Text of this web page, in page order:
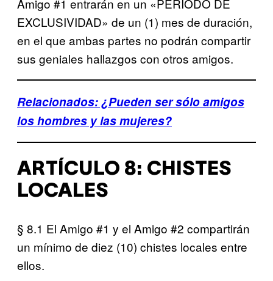
EXCLUSIVIDAD» de un (1) mes de duración,
en el que ambas partes no podrán compartir
sus geniales hallazgos con otros amigos.
Relacionados: ¿Pueden ser sólo amigos
los hombres y las mujeres?
ARTÍCULO 8: CHISTES
LOCALES
§ 8.1 El Amigo #1 y el Amigo #2 compartirán
un mínimo de diez (10) chistes locales entre
ellos.